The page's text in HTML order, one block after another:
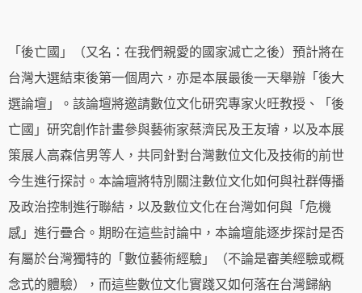
「後亡國」（又名：在我們親愛的國家滅亡之後）預計將在
台灣大選結束後第一個周六，亦是本展最後一天舉辦「後大
選論壇」。該論壇將邀請數位文化研究專家火旺教授、「後
亡國」研究創作計畫參與藝術家蔡濟民及王友璿，以及本展
策展人高森信男等人，共同針對台灣數位文化及技術的前世
今生進行探討。本論壇將特別關注數位文化如何與社群傳播
及政治控制進行聯結，以及數位文化在台灣如何與「危機
感」進行疊合。期盼在這些討論中，本論壇能逐步探討是否
有屬於台灣獨特的「數位藝術經驗」（不論是審美經驗或概
念式的體驗），而這些數位文化實踐又如何落在台灣歸納